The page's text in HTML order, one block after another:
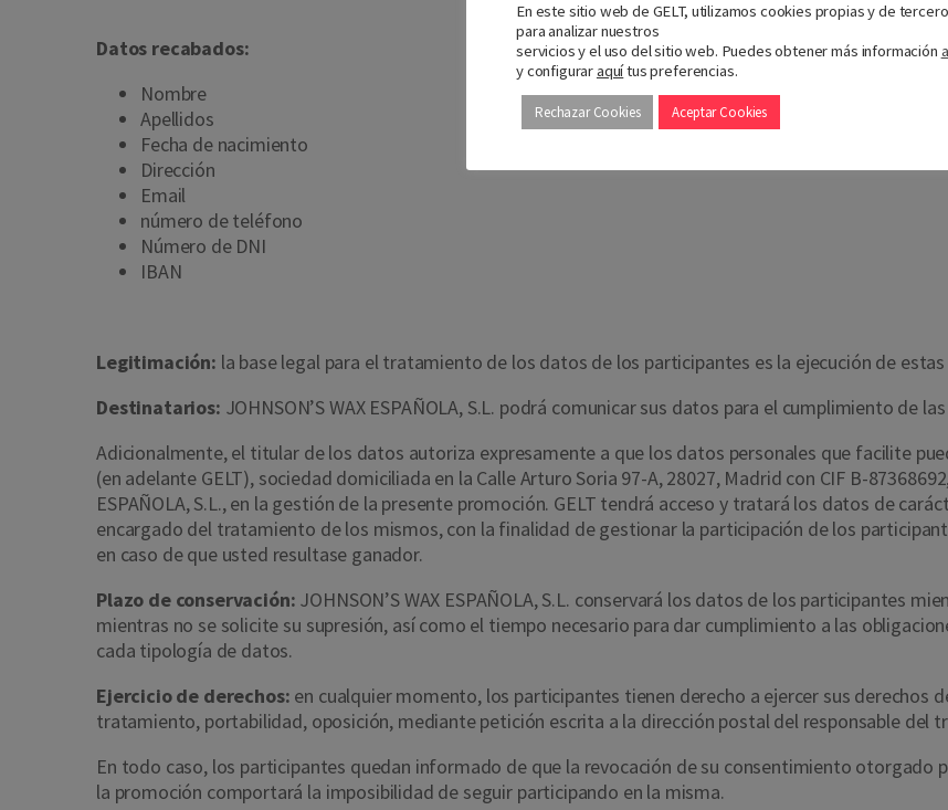
Datos recabados:
Nombre
Apellidos
Fecha de nacimiento
Dirección
Email
número de teléfono
Número de DNI
IBAN
Legitimación: la base legal para el tratamiento de los datos de los participantes es la ejecución de estas
Destinatarios: JOHNSON’S WAX ESPAÑOLA, S.L. podrá comunicar sus datos para el cumplimiento de
Adicionalmente, el titular de los datos autoriza expresamente a que los datos personales que facilite
(en adelante GELT), sociedad domiciliada en la Calle Arturo Soria 97-A, 28027, Madrid con CIF B-
ESPAÑOLA, S.L., en la gestión de la presente promoción. GELT tendrá acceso y tratará los datos de
encargado del tratamiento de los mismos, con la finalidad de gestionar la participación de los
en caso de que usted resultase ganador.
Plazo de conservación: JOHNSON’S WAX ESPAÑOLA, S.L. conservará los datos de los participantes
mientras no se solicite su supresión, así como el tiempo necesario para dar cumplimiento a las
cada tipología de datos.
Ejercicio de derechos: en cualquier momento, los participantes tienen derecho a ejercer sus derechos
tratamiento, portabilidad, oposición, mediante petición escrita a la dirección postal del responsable del
En todo caso, los participantes quedan informado de que la revocación de su consentimiento
la promoción comportará la imposibilidad de seguir participando en la misma.
En este sitio web de GELT, utilizamos cookies propias y de
para analizar nuestros
servicios y el uso del sitio web. Puedes obtener más información
y configuraraquítus preferencias.
Rechazar Cookies Aceptar Cookies